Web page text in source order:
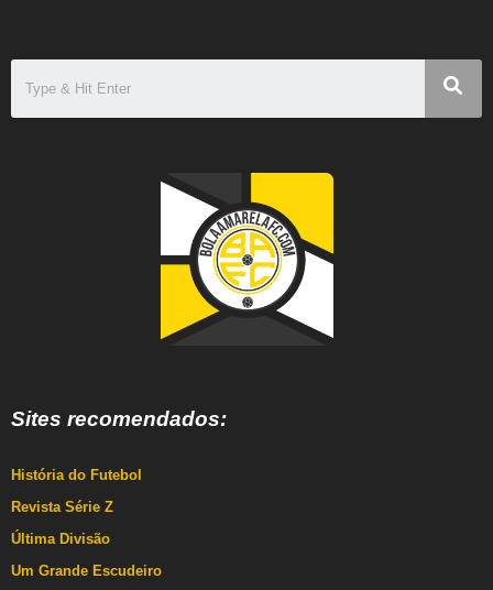
Sites recomendados:
História do Futebol
Revista Série Z
Última Divisão
Um Grande Escudeiro